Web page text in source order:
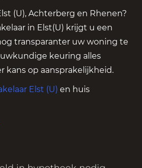
(U), Achterberg en Rhenen?
in Elst(U) krijgt u een
transparanter uw woning te
keuring alles
kans op aansprakelijkheid.
Elst (U) en huis